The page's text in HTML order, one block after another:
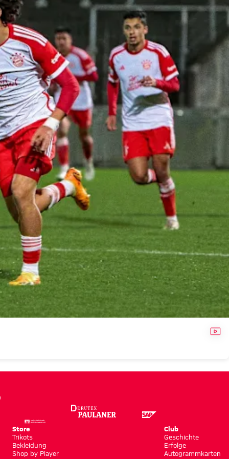
Store
Trikots
Bekleidung
Shop by Player
Club
Geschichte
Erfolge
Autogrammkarten